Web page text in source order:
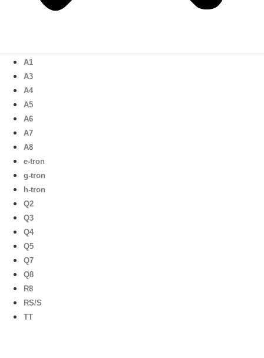
A1
A3
A4
A5
A6
A7
A8
e-tron
g-tron
h-tron
Q2
Q3
Q4
Q5
Q7
Q8
R8
RS/S
TT